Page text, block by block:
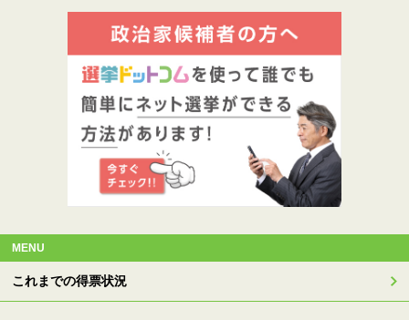
MENU
これまでの得票状況